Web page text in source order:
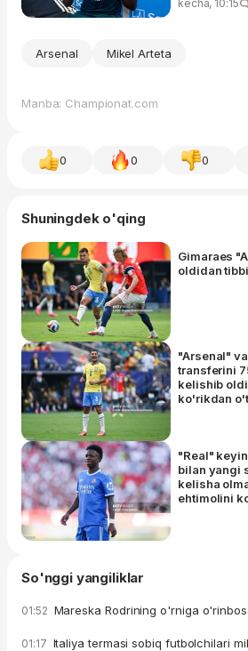
kecha, 10:15
Arsenal Mikel Arteta
Manba: Championat.com
0 0 0
Shuningdek o'qing
Gimaraes
oldidan
"Arsenal"
transferini
kelishib
ko'rikdan
"Real"
bilan yangi
kelisha
ehtimolini
So'nggi yangiliklar
01:52 Mareska Rodrining o'rniga
01:17 Italiya termasi sobiq futbolchilari